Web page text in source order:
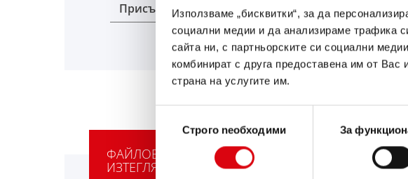
Използваме „бисквитки“, за да
социални медии и да анализираме трафика
сайта ни, с партньорските си социални
комбинират с друга предоставена им от
страна на услугите им.
на
съгласие
Строго nеобходими За
Присъединителен полюс 1
ФАЙЛОВЕ ЗА
ИЗТЕГЛЯНЕ